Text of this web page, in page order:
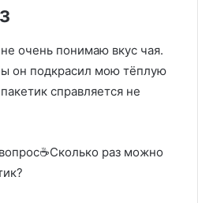
очень понимаю вкус чая.
он подкрасил мою тёплую
справляется не
раз можно